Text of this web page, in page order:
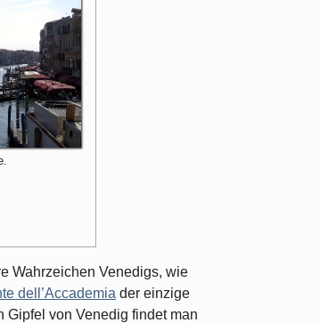
Wahrzeichen Venedigs, wie
dell’Accademia der einzige
Gipfel von Venedig findet man